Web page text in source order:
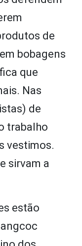
de
bobagens
que
Nas
de
trabalho
vestimos.
sirvam a
estão